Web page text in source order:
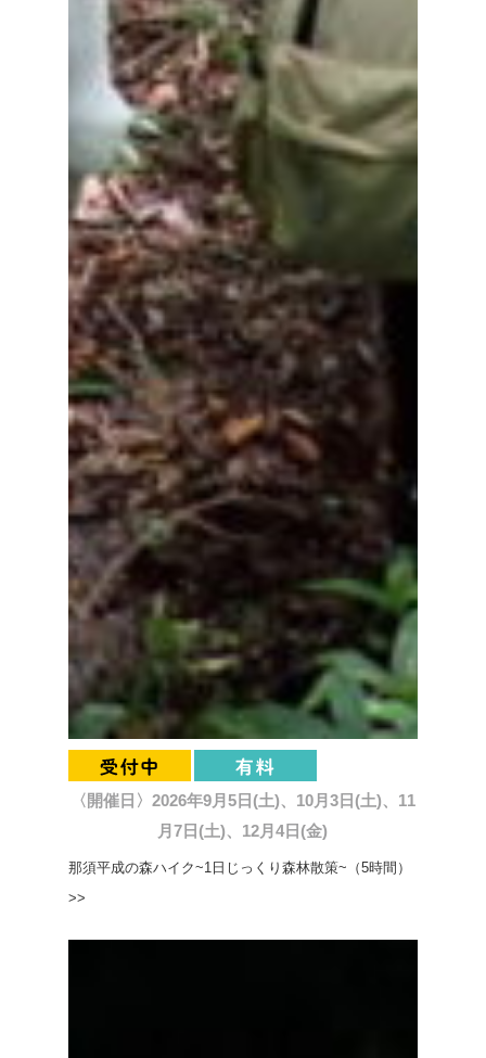
〈開催日〉2026年9月5日(土)、10月3日(土)、11
月7日(土)、12月4日(金)
那須平成の森ハイク~1日じっくり森林散策~（5時間）
>>